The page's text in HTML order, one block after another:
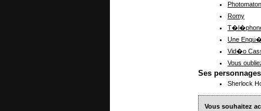
Photomaton
Romy
Une
Vid�o
Vous
Ses personnages
Sherlock
Vous souhaitez